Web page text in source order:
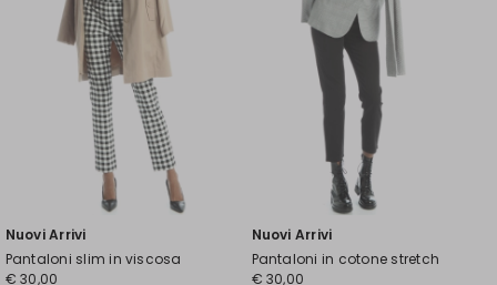
Nuovi Arrivi
Pantaloni slim in viscosa
€ 30,00
Nuovi Arrivi
Pantaloni in cotone stretch
€ 30,00